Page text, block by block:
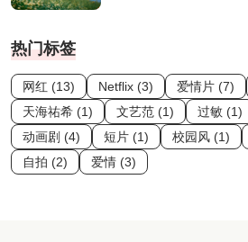
热门标签
网红 (13) Netflix (3) 爱情片 (7)
天海祐希 (1)
文艺范 (1) 过敏 (1)
动画剧 (4)
短片 (1) 校园风 (1)
自拍 (2)
爱情 (3)